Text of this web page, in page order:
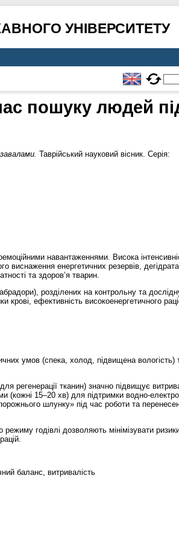
УНІВЕРСИТЕТУ
пошуку людей
Таврійський науковий вісник. Серія:
навантаженнями. Висока
енергетичних резервів,
та здоров’я тварин.
розділених на контрольну та
крові, ефективність високоенергетичного
умов (спека, холод, підвищена вологість)
регенерації тканин) значно підвищує
(кожні 15–20 хв) для підтримки водно-
шлунку» під час роботи та
годівлі дозволяють мінімізувати
баланс, витривалість